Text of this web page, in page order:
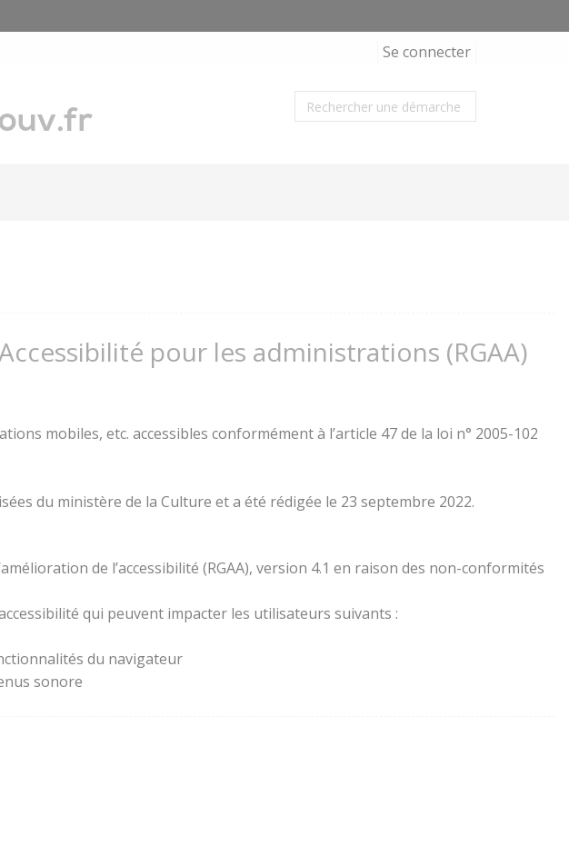
Se connecter
pour les administrations (RGAA)
mobiles, etc. accessibles conformément à l’article 47 de la loi n° 2005-102
du ministère de la Culture et a été rédigée le 23 septembre 2022.
de l’accessibilité (RGAA), version 4.1 en raison des non-conformités
qui peuvent impacter les utilisateurs suivants :
du navigateur
sonore